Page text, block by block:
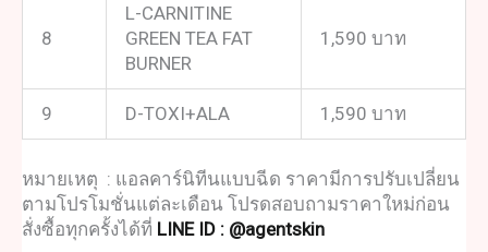
8
L-CARNITINE
GREEN TEA FAT
BURNER
1,590 บาท
9 D-TOXI+ALA 1,590 บาท
หมายเหตุ : แอลคาร์นิทีนแบบฉีด ราคามีการปรับเปลี่ยน
ตามโปรโมชั่นแต่ละเดือน โปรดสอบถามราคาใหม่ก่อน
สั่งซื้อทุกครั้งได้ที่ LINE ID : @agentskin